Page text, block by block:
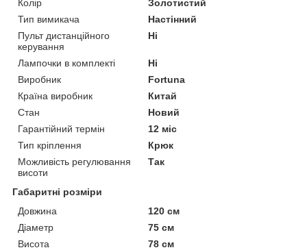
Колір
Золотистий
Тип вимикача
Настінний
Пульт дистанційного
керування
Ні
Лампочки в комплекті
Ні
Виробник
Fortuna
Країна виробник
Китай
Стан
Новий
Гарантійний термін
12 міс
Тип кріплення
Крюк
Можливість регулювання
висоти
Так
Габаритні розміри
Довжина
120 см
Діаметр
75 см
Висота
78 см